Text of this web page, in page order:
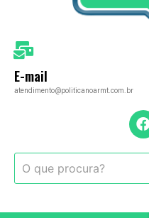
E-mail
atendimento@politicanoarmt.com.br